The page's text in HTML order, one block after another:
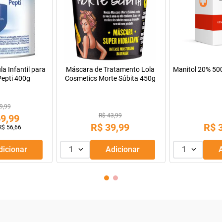
Althaia
,99
Utrogestan 100Mg Caixa Com
30 Cápsulas
R$ 88,07
R$ 68,69
1 Adicionar
Rosuvastatina
R$
1